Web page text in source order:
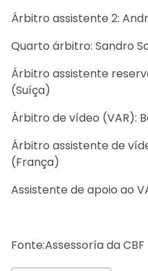
Árbitro assistente 2:
Quarto árbitro: Sandro
Árbitro assistente
(Suíça)
Árbitro de vídeo (VAR):
Árbitro assistente de
(França)
Assistente de apoio ao
Fonte:Assessoría da CBF